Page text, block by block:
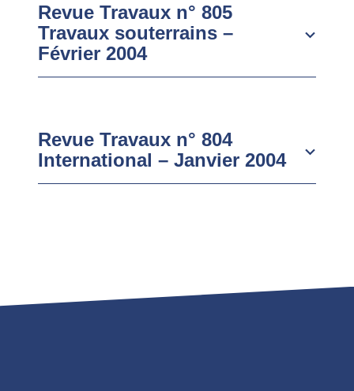
Revue Travaux n° 805
Travaux souterrains –
Février 2004
Revue Travaux n° 804
International – Janvier 2004